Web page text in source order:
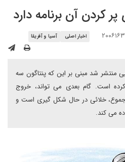
کردن آن برنامه دارد
اخبار اصلی آسیا و آفریقا
منتشر شد مبنی بر این که پنتاگون سه
است. گام بعدی می تواند، خروج
مجموع، خلائی در حال شکل گیری است و
می کند.